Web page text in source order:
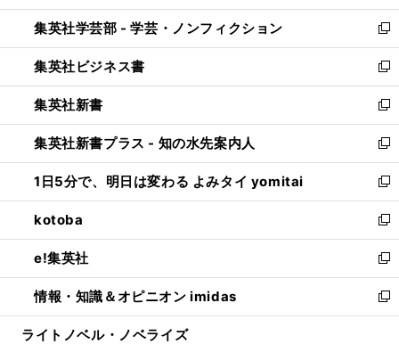
開
く
ウ
で
開
く
ン
ド
ウ
で
開
く
ウ
ィ
ン
ド
ウ
で
開
く
集英社学芸部 - 学芸・ノンフィクション
新
し
い
ウ
ィ
ン
ド
ウ
で
開
く
集英社ビジネス書
新
し
い
ウ
ィ
ン
ド
ウ
で
開
く
集英社新書
新
し
い
ウ
ィ
ン
ド
ウ
で
開
く
集英社新書プラス - 知の水先案内人
新
し
い
ウ
ィ
ン
ド
ウ
で
開
1日5分で、明日は変わる よみタイ yomitai
新
し
い
ウ
ィ
ン
ド
ウ
kotoba
新
し
い
ウ
ィ
ン
e!集英社
新
し
い
ウ
情報・知識＆オピニオン imidas
新
し
ライトノベル・ノベライズ